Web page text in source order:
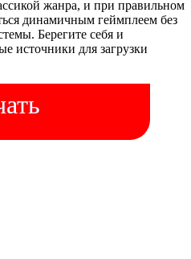
жанра, и при правильном
динамичным геймплеем без
Берегите себя и
источники для загрузки